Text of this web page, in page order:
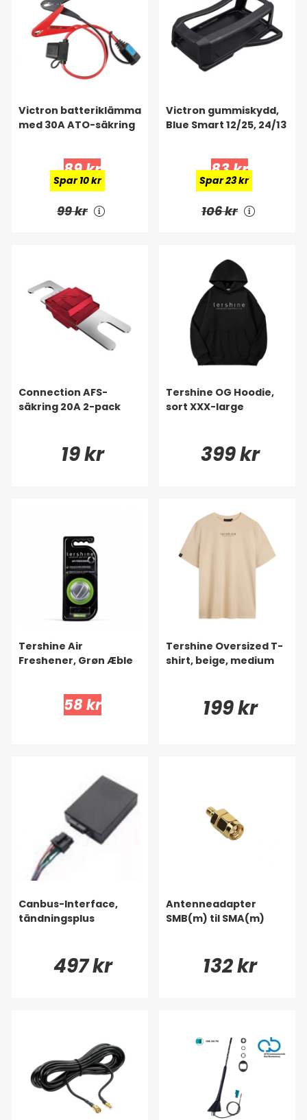
Victron batteriklämma
med 30A ATO-säkring
89 kr
Spar 10 kr
99 kr
Victron gummiskydd,
Blue Smart 12/25, 24/13
83 kr
Spar 23 kr
106 kr
Connection AFS-
säkring 20A 2-pack
19 kr
Tershine OG Hoodie,
sort XXX-large
399 kr
Tershine Air
Freshener, Grøn Æble
58 kr
Tershine Oversized T-
shirt, beige, medium
199 kr
Canbus-Interface,
tändningsplus
497 kr
Antenneadapter
SMB(m) til SMA(m)
132 kr